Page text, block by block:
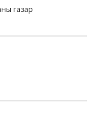
газар